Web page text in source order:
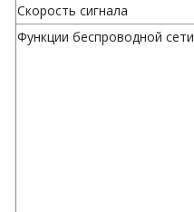
Скорость сигнала
Функции беспроводной сети